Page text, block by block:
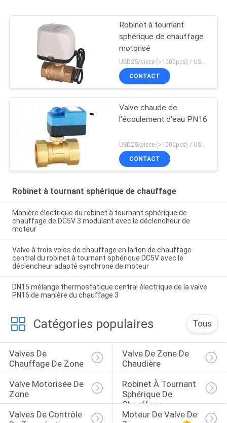
Robinet à tournant
sphérique de chauffage
motorisé
USD25/piece (>1000pcs) / USD26.5 (50-1000 pcs) MOQ:50 morceaux
CONTACT
Valve chaude de
l'écoulement d'eau PN16
USD25/piece (>1000pcs) / USD26.5 (50-1000 pcs) MOQ:50 morceaux
CONTACT
Robinet à tournant sphérique de chauffage
Manière électrique du robinet à tournant sphérique de
chauffage de DC5V 3 modulant avec le déclencheur de
moteur
Valve à trois voies de chauffage en laiton de chauffage
central du robinet à tournant sphérique DC5V avec le
déclencheur adapté synchrone de moteur
DN15 mélange thermostatique central électrique de la valve
PN16 de manière du chauffage 3
Catégories populaires Tous
Valves De
Chauffage De Zone
Valve De Zone De
Chaudière
Valve Motorisée De
Zone
Robinet À Tournant
Sphérique De
Chauffage
Valves De Contrôle
Moteur De Valve De